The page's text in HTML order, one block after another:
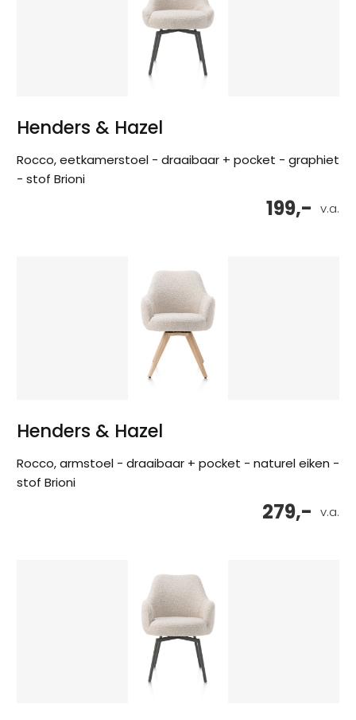
Henders & Hazel
Rocco, eetkamerstoel - draaibaar + pocket - graphiet
- stof Brioni
v.a.
199,-
Henders & Hazel
Rocco, armstoel - draaibaar + pocket - naturel eiken -
stof Brioni
v.a.
279,-